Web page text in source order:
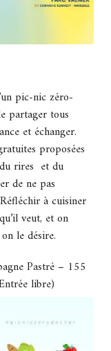
pic-nic zéro-
partager tous
et échanger.
proposées
rires et du
de ne pas
à cuisiner
veut, et on
le désire.
Pastré – 155
libre)